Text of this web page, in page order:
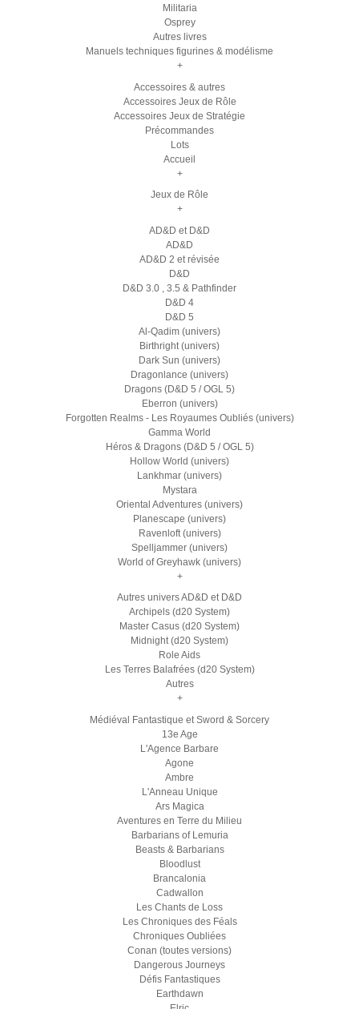
Militaria
Osprey
Autres livres
Manuels techniques figurines & modélisme
+
Accessoires & autres
Accessoires Jeux de Rôle
Accessoires Jeux de Stratégie
Précommandes
Lots
Accueil
+
Jeux de Rôle
+
AD&D et D&D
AD&D
AD&D 2 et révisée
D&D
D&D 3.0 , 3.5 & Pathfinder
D&D 4
D&D 5
Al-Qadim (univers)
Birthright (univers)
Dark Sun (univers)
Dragonlance (univers)
Dragons (D&D 5 / OGL 5)
Eberron (univers)
Forgotten Realms - Les Royaumes Oubliés (univers)
Gamma World
Héros & Dragons (D&D 5 / OGL 5)
Hollow World (univers)
Lankhmar (univers)
Mystara
Oriental Adventures (univers)
Planescape (univers)
Ravenloft (univers)
Spelljammer (univers)
World of Greyhawk (univers)
+
Autres univers AD&D et D&D
Archipels (d20 System)
Master Casus (d20 System)
Midnight (d20 System)
Role Aids
Les Terres Balafrées (d20 System)
Autres
+
Médiéval Fantastique et Sword & Sorcery
13e Age
L'Agence Barbare
Agone
Ambre
L'Anneau Unique
Ars Magica
Aventures en Terre du Milieu
Barbarians of Lemuria
Beasts & Barbarians
Bloodlust
Brancalonia
Cadwallon
Les Chants de Loss
Les Chroniques des Féals
Chroniques Oubliées
Conan (toutes versions)
Dangerous Journeys
Défis Fantastiques
Earthdawn